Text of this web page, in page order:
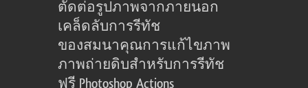
ตัดต่อรูปภาพจากภายนอก
เคล็ดลับการรีทัช
ของสมนาคุณการแก้ไขภาพ
ภาพถ่ายดิบสำหรับการรีทัช
ฟรี Photoshop Actions